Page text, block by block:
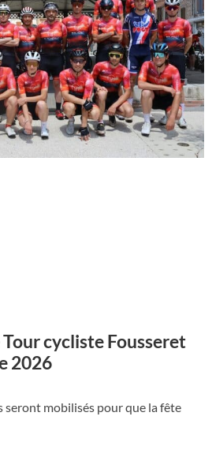
cycliste Fousseret
2026
seront mobilisés pour que la fête